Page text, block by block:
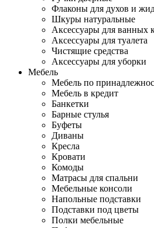
Флаконы для духов и
Шкуры натуральные
Аксессуары для ванных
Аксессуары для туалета
Чистящие средства
Аксессуары для уборки
Мебель
Мебель по
Мебель в кредит
Банкетки
Барные стулья
Буфеты
Диваны
Кресла
Кровати
Комоды
Матрасы для спальни
Мебельные консоли
Напольные подставки
Подставки под цветы
Полки мебельные